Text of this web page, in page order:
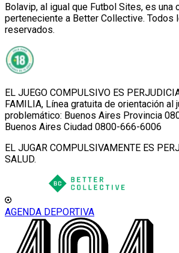
Bolavip, al igual que Futbol Sites, es una
perteneciente a Better Collective. Todos
reservados.
EL JUEGO COMPULSIVO ES
FAMILIA, Línea gratuita de orientación al
problemático: Buenos Aires Provincia
Buenos Aires Ciudad 0800-666-6006
EL JUGAR COMPULSIVAMENTE ES
SALUD.
AGENDA DEPORTIVA